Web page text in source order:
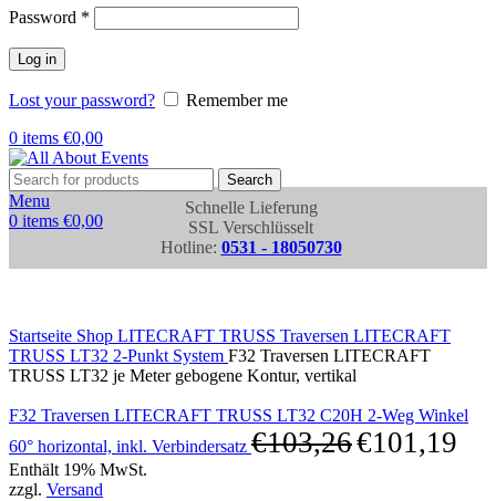
Password *
Log in
Lost your password?
Remember me
0 items €0,00
Search
Menu
0 items €0,00
Schnelle Lieferung
SSL Verschlüsselt
Hotline: 0531 - 18050730
Startseite Shop LITECRAFT TRUSS Traversen LITECRAFT
TRUSS LT32 2-Punkt System F32 Traversen LITECRAFT
TRUSS LT32 je Meter gebogene Kontur, vertikal
F32 Traversen LITECRAFT TRUSS LT32 C20H 2-Weg Winkel
60° horizontal, inkl. Verbindersatz €103,26€101,19
Enthält 19% MwSt.
zzgl. Versand